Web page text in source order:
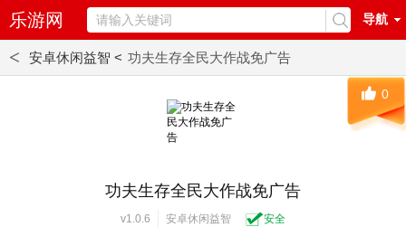
乐游网 导航
< 安卓休闲益智 < 功夫生存全民大作战免广告
功夫生存全民大作战免广告
v1.0.6 安卓休闲益智 安全
0